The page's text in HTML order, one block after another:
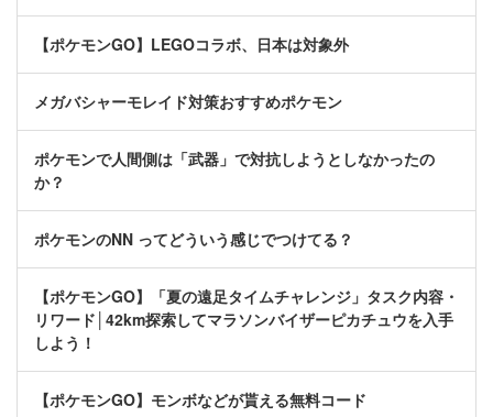
【ポケモンGO】LEGOコラボ、日本は対象外
メガバシャーモレイド対策おすすめポケモン
ポケモンで人間側は「武器」で対抗しようとしなかったの
か？
ポケモンのNN ってどういう感じでつけてる？
【ポケモンGO】「夏の遠足タイムチャレンジ」タスク内容・
リワード│42km探索してマラソンバイザーピカチュウを入手
しよう！
【ポケモンGO】モンボなどが貰える無料コード